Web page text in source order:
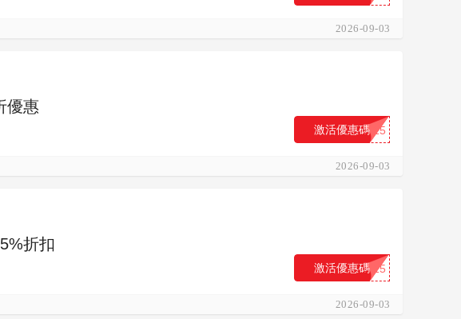
2026-09-03
優惠
...15
激活優惠碼
2026-09-03
折扣
...15
激活優惠碼
2026-09-03